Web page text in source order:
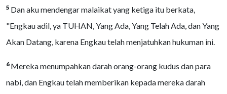
5 Dan aku mendengar malaikat yang ketiga itu berkata,
"Engkau adil, ya TUHAN, Yang Ada, Yang Telah Ada, dan Yang
Akan Datang, karena Engkau telah menjatuhkan hukuman ini.
6 Mereka menumpahkan darah orang-orang kudus dan para
nabi, dan Engkau telah memberikan kepada mereka darah